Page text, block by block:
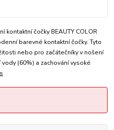
kontaktní čočky BEAUTY COLOR
barevné kontaktní čočky. Tyto
nebo pro začátečníky v nošení
(60%) a zachování vysoké